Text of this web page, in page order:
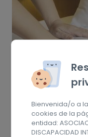
Bienvenida/o a
cookies de la
entidad:
DISCAPACIDAD